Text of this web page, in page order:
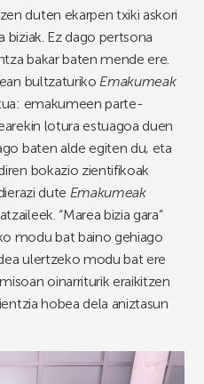
duten ekarpen txiki askori
biziak. Ez dago pertsona
bakar baten mende ere.
bultzaturikoEmakumeak
emakumeen parte-
lotura estuagoa duen
baten alde egiten du, eta
bokazio zientifikoak
dute Emakumeak
“Marea bizia gara”
modu bat baino gehiago
ulertzeko modu bat ere
oinarriturik eraikitzen
hobea dela aniztasun